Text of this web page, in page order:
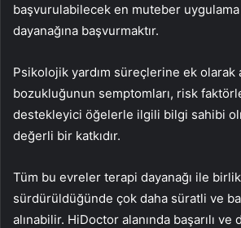
başvurulabilecek en muteber
dayanağına başvurmaktır.
Psikolojik yardım süreçlerine ek olarak
bozukluğunun semptomları, risk
destekleyici öğelerle ilgili bilgi sahibi
değerli bir katkıdır.
Tüm bu evreler terapi dayanağı ile
sürdürüldüğünde çok daha süratli ve
alınabilir. HiDoctor alanında başarılı ve